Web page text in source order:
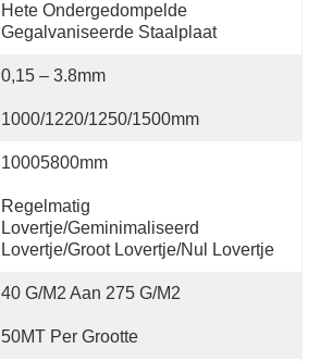
Hete Ondergedompelde
Gegalvaniseerde Staalplaat
0,15 – 3.8mm
1000/1220/1250/1500mm
10005800mm
Regelmatig
Lovertje/geminimaliseerd
Lovertje/groot Lovertje/nul Lovertje
40 G/m2 Aan 275 G/m2
50MT Per Grootte